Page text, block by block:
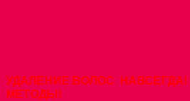
УДАЛЕНИЕ ВОЛОС
МЕТОДЫ!